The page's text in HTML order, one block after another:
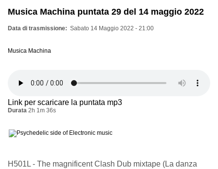
Musica Machina puntata 29 del 14 maggio 2022
Data di trasmissione Sabato 14 Maggio 2022 - 21:00
Musica Machina
Link per scaricare la puntata mp3
Durata 2h 1m 36s
H501L - The magnificent Clash Dub mixtape (La danza